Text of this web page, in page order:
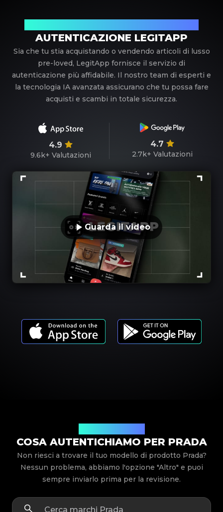
AUTENTICAZIONE LEGITAPP
Sia che tu stia acquistando o vendendo articoli di lusso
pre-loved, LegitApp fornisce il servizio di
autenticazione più affidabile. Il nostro team di esperti e
la tecnologia IA avanzata assicurano che tu possa fare
acquisti e scambi in totale sicurezza.
4.9
9.6k+ Valutazioni
4.7
2.7k+ Valutazioni
Guarda il video
COSA AUTENTICHIAMO PER PRADA
Non riesci a trovare il tuo modello di prodotto Prada?
Nessun problema, abbiamo l'opzione "Altro" e puoi
sempre inviarlo prima per la revisione.